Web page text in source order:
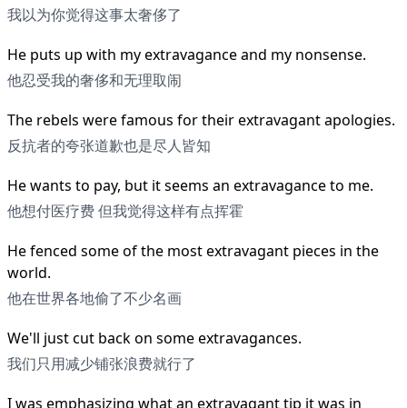
我以为你觉得这事太奢侈了
He puts up with my extravagance and my nonsense.
他忍受我的奢侈和无理取闹
The rebels were famous for their extravagant apologies.
反抗者的夸张道歉也是尽人皆知
He wants to pay, but it seems an extravagance to me.
他想付医疗费 但我觉得这样有点挥霍
He fenced some of the most extravagant pieces in the
world.
他在世界各地偷了不少名画
We'll just cut back on some extravagances.
我们只用减少铺张浪费就行了
I was emphasizing what an extravagant tip it was in